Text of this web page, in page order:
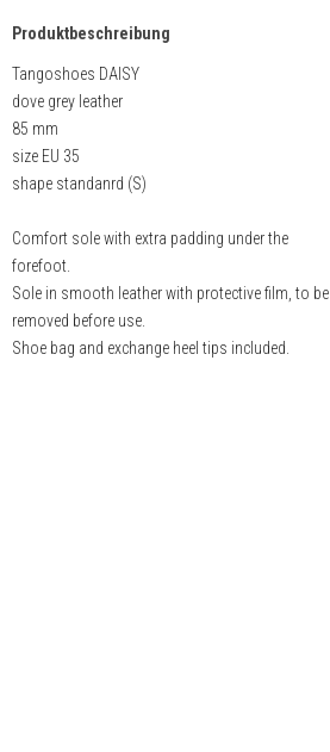
Produktbeschreibung
Tangoshoes DAISY
dove grey leather
85 mm
size EU 35
shape standanrd (S)
Comfort sole with extra padding under the
forefoot.
Sole in smooth leather with protective film, to be
removed before use.
Shoe bag and exchange heel tips included.